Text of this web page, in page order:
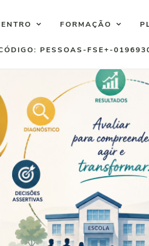
FORMAÇÃO
PESSOAS-FSE+-